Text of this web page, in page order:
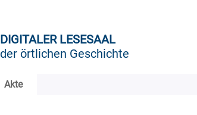
DIGITALER LESESAAL
der örtlichen Geschichte
Akte